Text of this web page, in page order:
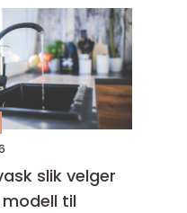
velger
til